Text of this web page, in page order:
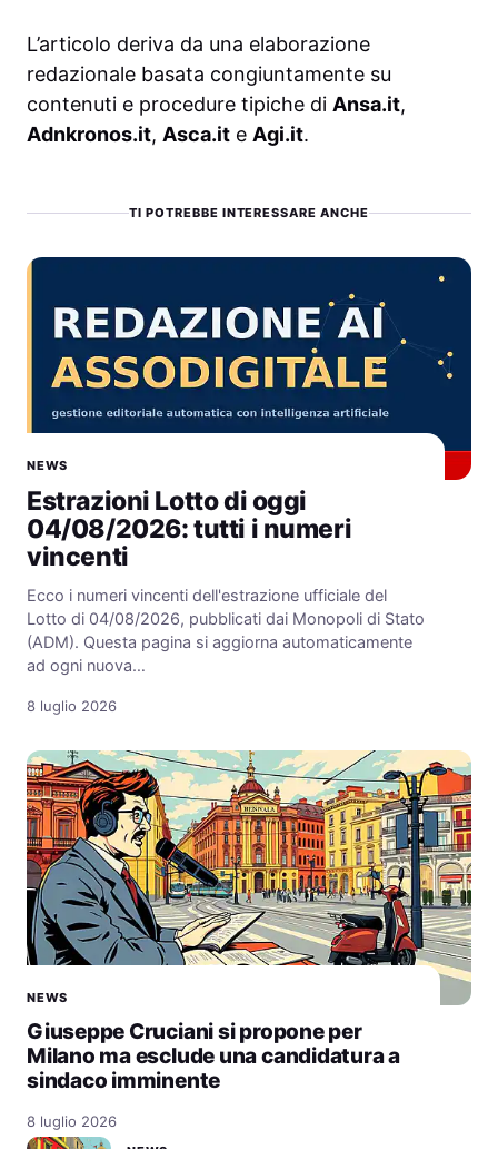
L’articolo deriva da una elaborazione
redazionale basata congiuntamente su
contenuti e procedure tipiche di Ansa.it,
Adnkronos.it, Asca.it e Agi.it.
TI POTREBBE INTERESSARE ANCHE
NEWS
Estrazioni Lotto di oggi
04/08/2026: tutti i numeri
vincenti
Ecco i numeri vincenti dell'estrazione ufficiale del
Lotto di 04/08/2026, pubblicati dai Monopoli di Stato
(ADM). Questa pagina si aggiorna automaticamente
ad ogni nuova…
8 luglio 2026
NEWS
Giuseppe Cruciani si propone per
Milano ma esclude una candidatura a
sindaco imminente
8 luglio 2026